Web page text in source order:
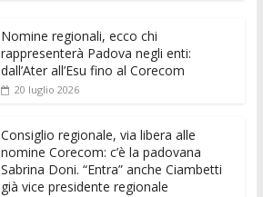
l s
A
p
p
ss
e
n
er
di
t
k
e
dI
di
vi
Nomine regionali, ecco chi
rappresenterà Padova negli enti:
dall’Ater all’Esu fino al Corecom
20 luglio 2026
Consiglio regionale, via libera alle
nomine Corecom: c’è la padovana
Sabrina Doni. “Entra” anche Ciambetti
già vice presidente regionale